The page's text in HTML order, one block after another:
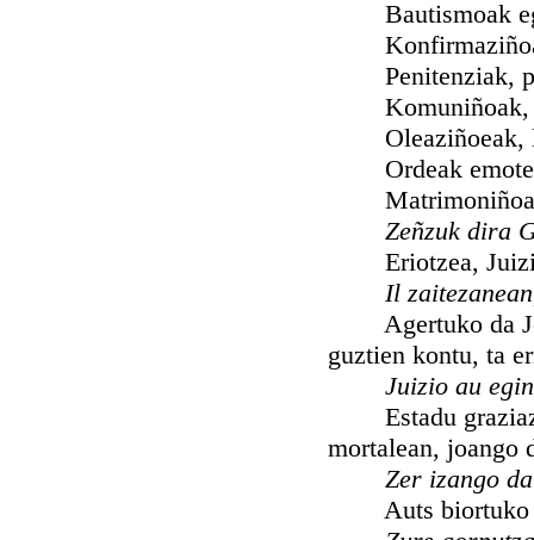
Bautismoak
Penitenziak,
Komuniñoak,
Oleaziñoeak,
Ordeak emoten
Matrimoniñoak
Zeñzuk dira
Eriotzea,
Il
Agertuko da
guztien kontu, ta
Juizio au
Estadu
mortalean, joango
Zer izango
Auts biortuko